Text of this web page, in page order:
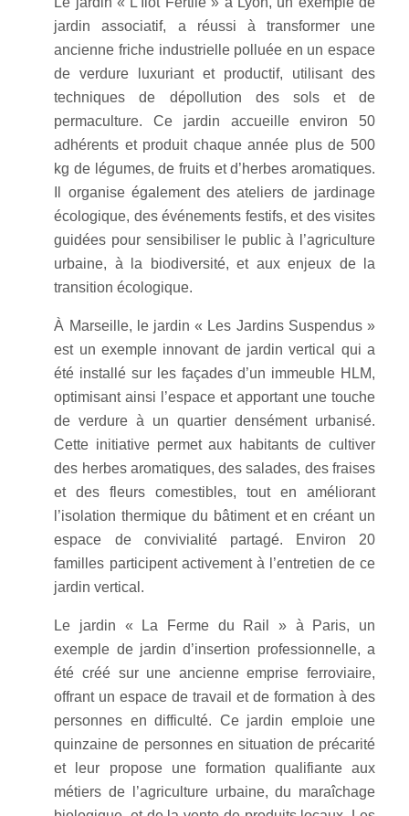
jardin associatif, a réussi à transformer une
ancienne friche industrielle polluée en un espace
de verdure luxuriant et productif, utilisant des
techniques de dépollution des sols et de
permaculture. Ce jardin accueille environ 50
adhérents et produit chaque année plus de 500
kg de légumes, de fruits et d’herbes aromatiques.
Il organise également des ateliers de jardinage
écologique, des événements festifs, et des visites
guidées pour sensibiliser le public à l’agriculture
urbaine, à la biodiversité, et aux enjeux de la
transition écologique.
À Marseille, le jardin « Les Jardins Suspendus »
est un exemple innovant de jardin vertical qui a
été installé sur les façades d’un immeuble HLM,
optimisant ainsi l’espace et apportant une touche
de verdure à un quartier densément urbanisé.
Cette initiative permet aux habitants de cultiver
des herbes aromatiques, des salades, des fraises
et des fleurs comestibles, tout en améliorant
l’isolation thermique du bâtiment et en créant un
espace de convivialité partagé. Environ 20
familles participent activement à l’entretien de ce
jardin vertical.
Le jardin « La Ferme du Rail » à Paris, un
exemple de jardin d’insertion professionnelle, a
été créé sur une ancienne emprise ferroviaire,
offrant un espace de travail et de formation à des
personnes en difficulté. Ce jardin emploie une
quinzaine de personnes en situation de précarité
et leur propose une formation qualifiante aux
métiers de l’agriculture urbaine, du maraîchage